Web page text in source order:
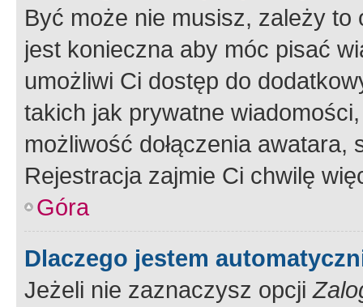
Być może nie musisz, zależy
jest konieczna aby móc pisać
umożliwi Ci dostęp do
takich jak prywatne
możliwość dołączenia
Rejestracja zajmie Ci chwilę
Góra
Dlaczego jestem
Jeżeli nie zaznaczysz opcji